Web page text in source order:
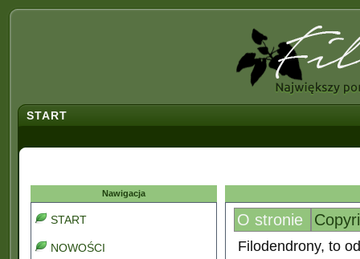
START
Nawigacja
START
NOWOŚCI
O stronie
Filodendrony, to